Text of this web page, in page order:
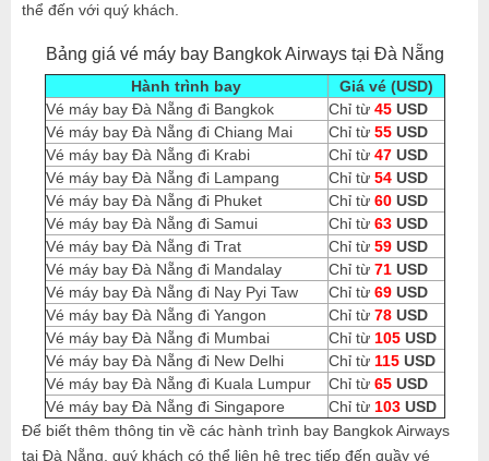
thể đến với quý khách.
Bảng giá vé máy bay Bangkok Airways tại Đà Nẵng
Hành trình bay
Giá vé (USD)
Vé máy bay Đà Nẵng đi Bangkok
Chỉ từ 45 USD
Vé máy bay Đà Nẵng đi Chiang Mai
Chỉ từ 55 USD
Vé máy bay Đà Nẵng đi Krabi
Chỉ từ 47 USD
Vé máy bay Đà Nẵng đi Lampang
Chỉ từ 54 USD
Vé máy bay Đà Nẵng đi Phuket
Chỉ từ 60 USD
Vé máy bay Đà Nẵng đi Samui
Chỉ từ 63 USD
Vé máy bay Đà Nẵng đi Trat
Chỉ từ 59 USD
Vé máy bay Đà Nẵng đi Mandalay
Chỉ từ 71 USD
Vé máy bay Đà Nẵng đi Nay Pyi Taw
Chỉ từ 69 USD
Vé máy bay Đà Nẵng đi Yangon
Chỉ từ 78 USD
Vé máy bay Đà Nẵng đi Mumbai
Chỉ từ 105 USD
Vé máy bay Đà Nẵng đi New Delhi
Chỉ từ 115 USD
Vé máy bay Đà Nẵng đi Kuala Lumpur
Chỉ từ 65 USD
Vé máy bay Đà Nẵng đi Singapore
Chỉ từ 103 USD
Để biết thêm thông tin về các hành trình bay Bangkok Airways
tại Đà Nẵng, quý khách có thể liên hệ trẹc tiếp đến quầy vé